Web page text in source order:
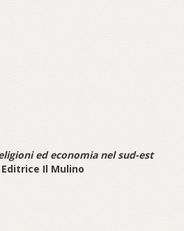
ed economia nel sud-est
Il Mulino